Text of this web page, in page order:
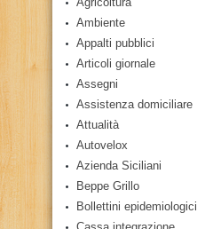
Ambiente
Appalti pubblici
Articoli giornale
Assegni
Assistenza domiciliare
Attualità
Autovelox
Azienda Siciliani
Beppe Grillo
Bollettini epidemiologici